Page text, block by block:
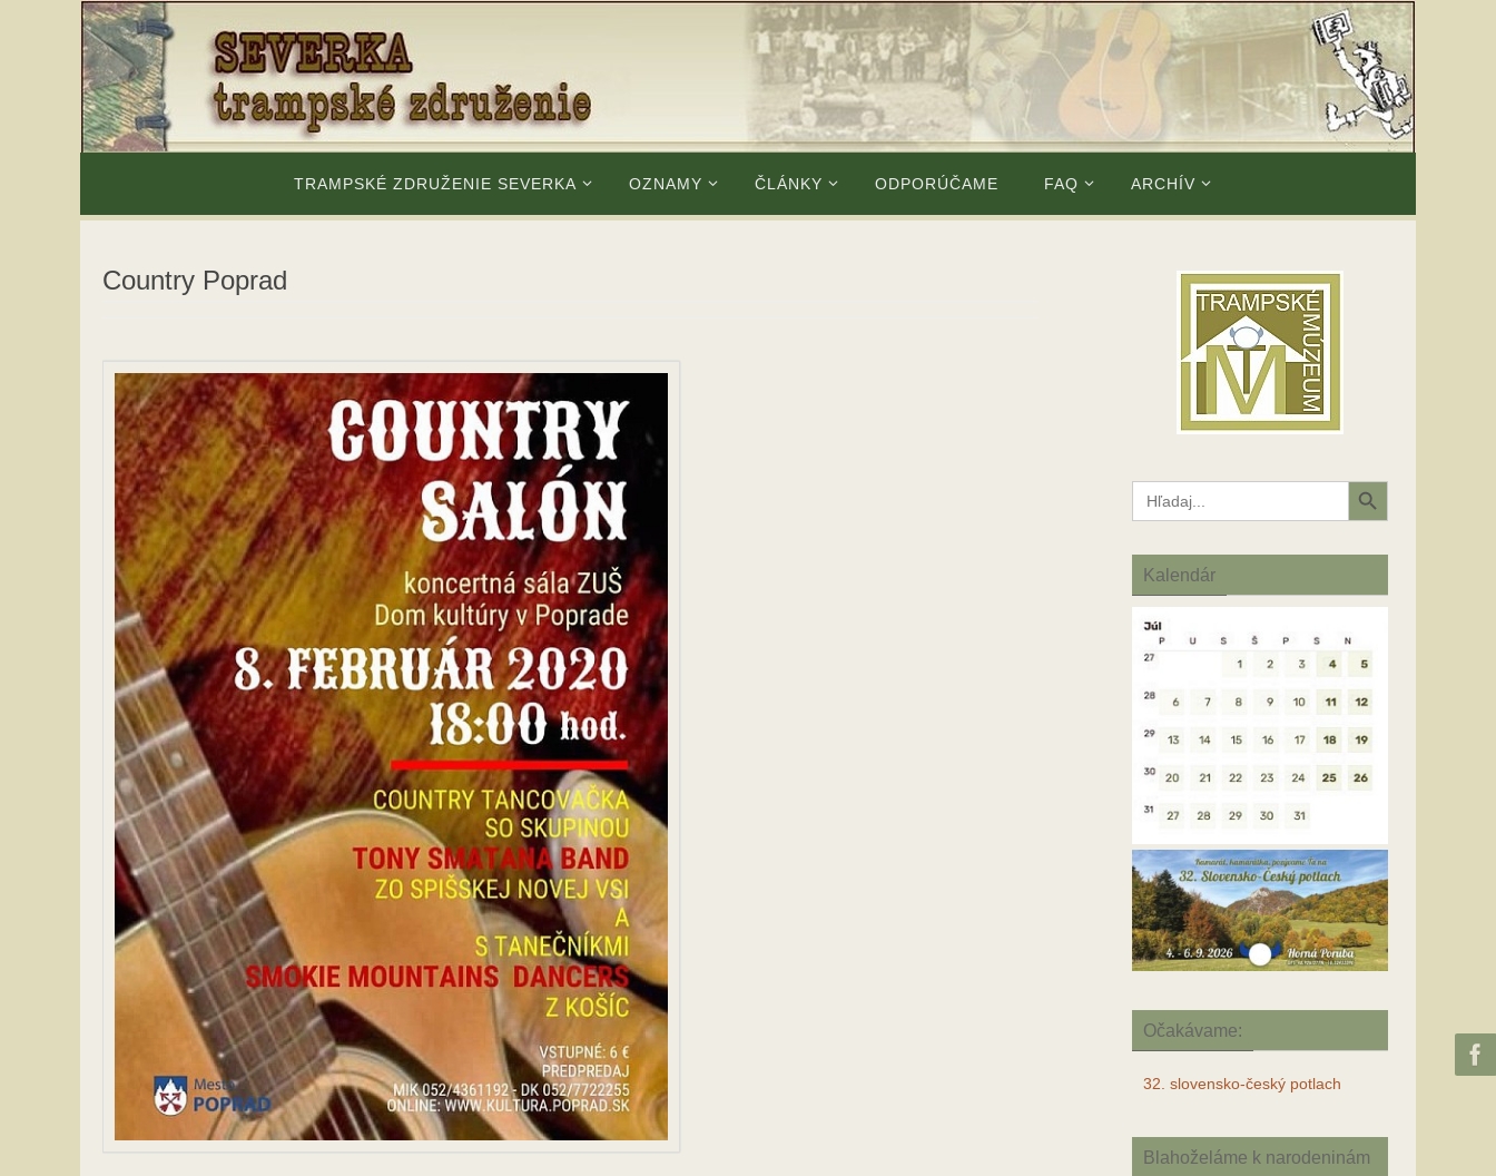
TRAMPSKÉ ZDRUŽENIE SEVERKA OZNAMY ČLÁNKY ODPORÚČAME FAQ ARCHÍV
Country Poprad
Search
for:
Search Button
Kalendár
Očakávame:
32. slovensko-český potlach
Blahoželáme k narodeninám